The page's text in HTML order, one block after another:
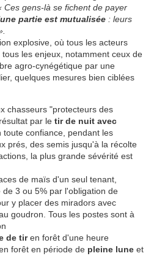
Ces gens-là se fichent de payer
une partie est mutualisée : leurs
explosive, où tous les acteurs
les enjeux, notamment ceux de
agro-cynégétique par une
quelques mesures bien ciblées
chasseurs "protecteurs des
par le tir de nuit avec
toute confiance, pendant les
prés, des semis jusqu'à la récolte
la plus grande sévérité est
de maïs d'un seul tenant,
3 ou 5% par l'obligation de
y placer des miradors avec
goudron. Tous les postes sont à
de tiren forêt d'une heure
forêt en période de pleine lune et